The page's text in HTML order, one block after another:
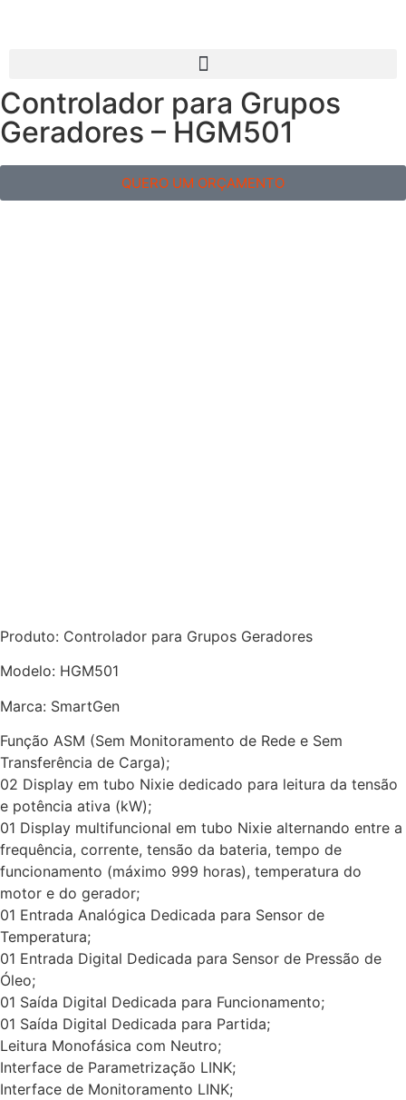
Controlador para Grupos
Geradores – HGM501
QUERO UM ORÇAMENTO
Produto: Controlador para Grupos Geradores
Modelo: HGM501
Marca: SmartGen
Função ASM (Sem Monitoramento de Rede e Sem
Transferência de Carga);
02 Display em tubo Nixie dedicado para leitura da tensão
e potência ativa (kW);
01 Display multifuncional em tubo Nixie alternando entre a
frequência, corrente, tensão da bateria, tempo de
funcionamento (máximo 999 horas), temperatura do
motor e do gerador;
01 Entrada Analógica Dedicada para Sensor de
Temperatura;
01 Entrada Digital Dedicada para Sensor de Pressão de
Óleo;
01 Saída Digital Dedicada para Funcionamento;
01 Saída Digital Dedicada para Partida;
Leitura Monofásica com Neutro;
Interface de Parametrização LINK;
Interface de Monitoramento LINK;